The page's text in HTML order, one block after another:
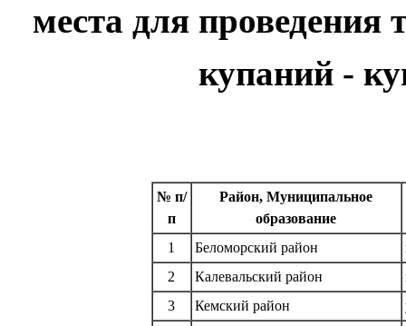
места для
купаний -
№ п/
п
Район, Муниципальное
образование
1
Беломорский район
2
Калевальский район
3
Кемский район